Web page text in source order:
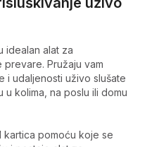
idealan alat za
Pružaju vam
i udaljenosti uživo slušate
u kolima, na poslu ili domu
kartica pomoću koje se